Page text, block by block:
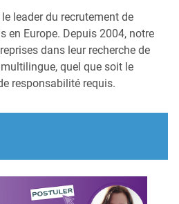
leader du recrutement de
en Europe. Depuis 2004, notre
dans leur recherche de
quel que soit le
responsabilité requis.